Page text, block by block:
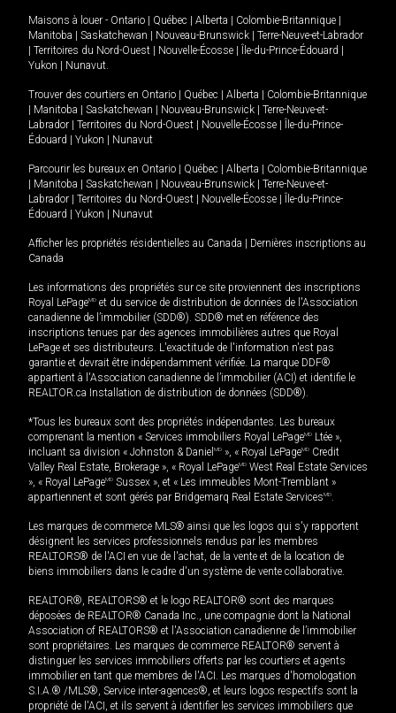
Maisons à louer - Ontario Québec Alberta Colombie-Britannique
Manitoba
Saskatchewan Nouveau-Brunswick
Terre-Neuve-et-Labrador
Territoires du Nord-Ouest Nouvelle-Écosse Île-du-Prince-Édouard
Yukon
Nunavut.
Trouver des courtiers en Ontario Québec Alberta
Colombie-Britannique
Manitoba Saskatchewan Nouveau-Brunswick
Terre-Neuve-et-
Labrador
Territoires du Nord-Ouest Nouvelle-Écosse
Île-du-Prince-
Édouard
Yukon Nunavut
Parcourir les bureaux en Ontario Québec Alberta
Colombie-Britannique
Manitoba Saskatchewan Nouveau-Brunswick
Terre-Neuve-et-
Labrador
Territoires du Nord-Ouest Nouvelle-Écosse
Île-du-Prince-
Édouard
Yukon Nunavut
Afficher les propriétés résidentielles au Canada
Dernières inscriptions au
Canada
Les informations des propriétés sur ce site proviennent des inscriptions
Royal LePageMD et du service de distribution de données de l'Association
canadienne de l’immobilier (SDD®). SDD® met en référence des
inscriptions tenues par des agences immobilières autres que Royal
LePage et ses distributeurs. L'exactitude de l'information n'est pas
garantie et devrait être indépendamment vérifiée. La marque DDF®
appartient à l'Association canadienne de l’immobilier (ACI) et identifie le
REALTOR.ca Installation de distribution de données (SDD®).
*Tous les bureaux sont des propriétés indépendantes. Les bureaux
comprenant la mention « Services immobiliers Royal LePageMD Ltée »,
incluant sa division « Johnston & Daniel MD », « Royal LePageMD Credit
Valley Real Estate, Brokerage », « Royal LePageMD West Real Estate Services
», « Royal LePageMD Sussex », et « Les immeubles Mont-Tremblant »
appartiennent et sont gérés par Bridgemarq Real Estate ServicesMD.
Les marques de commerce MLS® ainsi que les logos qui s'y rapportent
désignent les services professionnels rendus par les membres
REALTORS® de l'ACI en vue de l'achat, de la vente et de la location de
biens immobiliers dans le cadre d'un système de vente collaborative.
REALTOR®, REALTORS® et le logo REALTOR® sont des marques
déposées de REALTOR® Canada Inc., une compagnie dont la National
Association of REALTORS® et l'Association canadienne de l’immobilier
sont propriétaires. Les marques de commerce REALTOR® servent à
distinguer les services immobiliers offerts par les courtiers et agents
immobilier en tant que membres de l'ACI. Les marques d'homologation
S.I.A.® /MLS®, Service inter-agences®, et leurs logos respectifs sont la
propriété de l'ACI, et ils servent à identifier les services immobiliers que